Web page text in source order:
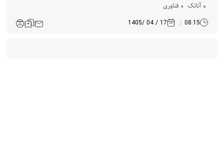
آناتک فناوری
08:15
17 / 04 /1405